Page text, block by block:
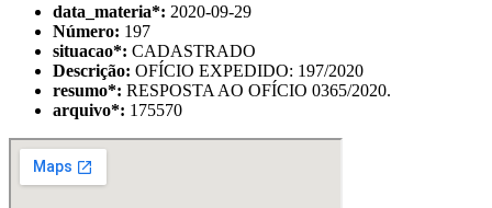
data_materia*: 2020-09-29
Número: 197
situacao*: CADASTRADO
Descrição: OFÍCIO EXPEDIDO: 197/2020
resumo*: RESPOSTA AO OFÍCIO 0365/2020.
arquivo*: 175570